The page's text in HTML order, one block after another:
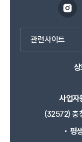
관련사이트
사업자
(32572) 충
평